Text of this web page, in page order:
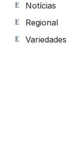
Notícias
Regional
Variedades